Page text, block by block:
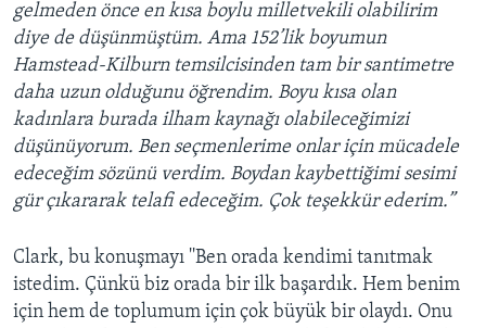
gelmeden önce en kısa boylu milletvekili olabilirim
diye de düşünmüştüm. Ama 152’lik boyumun
Hamstead-Kilburn temsilcisinden tam bir santimetre
daha uzun olduğunu öğrendim. Boyu kısa olan
kadınlara burada ilham kaynağı olabileceğimizi
düşünüyorum. Ben seçmenlerime onlar için mücadele
edeceğim sözünü verdim. Boydan kaybettiğimi sesimi
gür çıkararak telafi edeceğim. Çok teşekkür ederim.”
Clark, bu konuşmayı ''Ben orada kendimi tanıtmak
istedim. Çünkü biz orada bir ilk başardık. Hem benim
için hem de toplumum için çok büyük bir olaydı. Onu